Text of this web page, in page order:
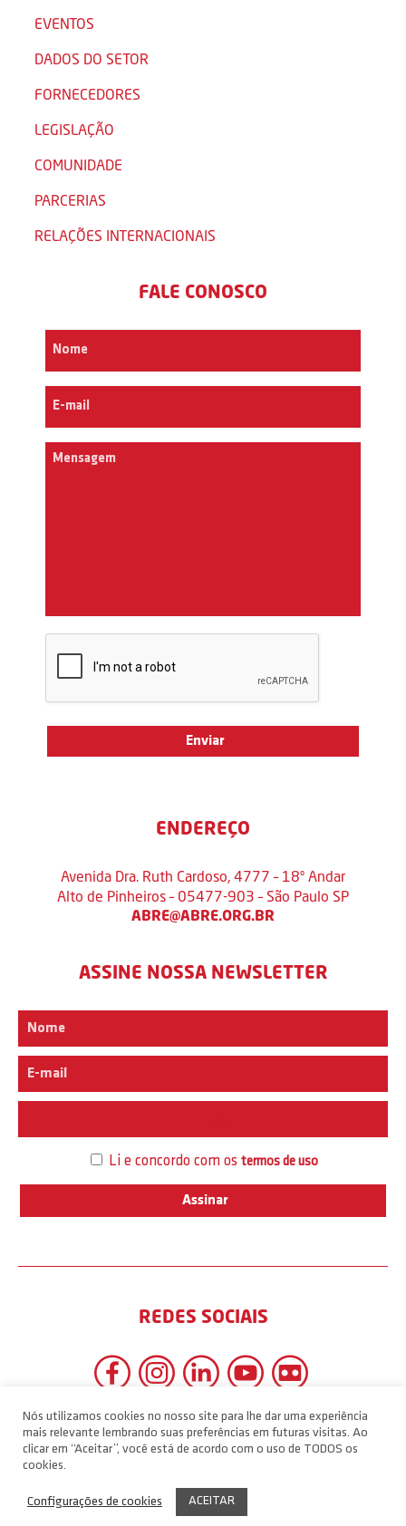
EVENTOS
DADOS DO SETOR
FORNECEDORES
LEGISLAÇÃO
COMUNIDADE
PARCERIAS
RELAÇÕES INTERNACIONAIS
FALE CONOSCO
ENDEREÇO
Avenida Dra. Ruth Cardoso, 4777 – 18º Andar
Alto de Pinheiros – 05477-903 – São Paulo SP
ABRE@ABRE.ORG.BR
ASSINE NOSSA NEWSLETTER
Li e concordo com os termos de uso
REDES SOCIAIS
Nós utilizamos cookies no nosso site para lhe dar uma experiência
mais relevante lembrando suas preferências em futuras visitas. Ao
clicar em “Aceitar”, você está de acordo com o uso de TODOS os
cookies.
Configurações de cookies ACEITAR